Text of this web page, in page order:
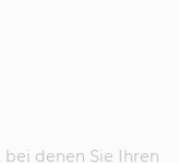
denen Sie Ihren